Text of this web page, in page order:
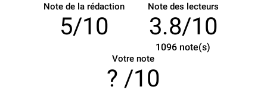
Note de la rédaction
5/10
Note des lecteurs
3.8/10
1096 note(s)
Votre note
/10